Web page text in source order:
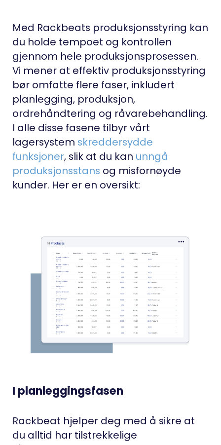
Med Rackbeats produksjonsstyring kan
du holde tempoet og kontrollen
gjennom hele produksjonsprosessen.
Vi mener at effektiv produksjonsstyring
bør omfatte flere faser, inkludert
planlegging, produksjon,
ordrehåndtering og råvarebehandling.
I alle disse fasene tilbyr vårt
lagersystem skreddersydde
funksjoner, slik at du kan unngå
produksjonsstans og misfornøyde
kunder. Her er en oversikt:
I planleggingsfasen
Rackbeat hjelper deg med å sikre at
du alltid har tilstrekkelige